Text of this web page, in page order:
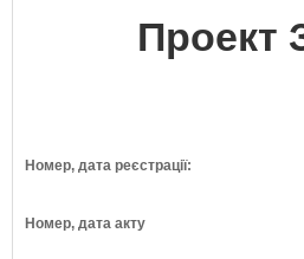
Проект
Номер, дата реєстрації:
Номер, дата акту